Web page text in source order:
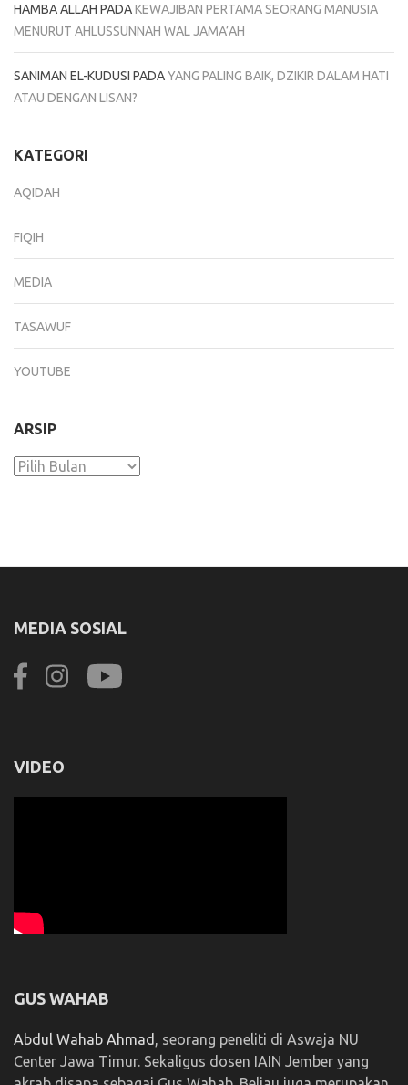
HAMBA ALLAH PADAKEWAJIBAN PERTAMA SEORANG MANUSIA
MENURUT AHLUSSUNNAH WAL JAMA’AH
SANIMAN EL-KUDUSI PADAYANG PALING BAIK, DZIKIR DALAM HATI
ATAU DENGAN LISAN?
KATEGORI
AQIDAH
FIQIH
MEDIA
TASAWUF
YOUTUBE
ARSIP
Arsip
MEDIA SOSIAL
VIDEO
GUS WAHAB
Abdul Wahab Ahmad , seorang peneliti di Aswaja NU
Center Jawa Timur. Sekaligus dosen IAIN Jember yang